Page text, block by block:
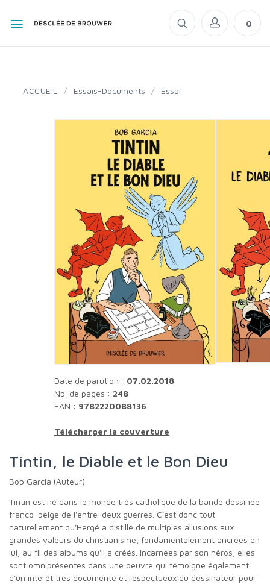
0
ACCUEIL / Essais-Documents / Essai
Date de parution : 07.02.2018
Nb. de pages : 248
EAN : 9782220088136
Télécharger la couverture
Tintin, le Diable et le Bon Dieu
Bob Garcia (Auteur)
Tintin est né dans le monde très catholique de la bande dessinée
franco-belge de l'entre-deux guerres. C'est donc tout
naturellement qu'Hergé a distillé de multiples allusions aux
grandes valeurs du christianisme, fondamentalement ancrées en
lui, au fil des albums qu'il a créés. Incarnées par son héros, elles
sont omniprésentes dans une oeuvre qui témoigne également
d'un intérêt très documenté et respectueux du dessinateur pour